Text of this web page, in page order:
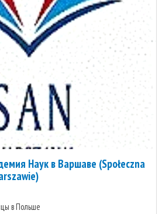
Наук в Варшаве (Społeczna
в Польше